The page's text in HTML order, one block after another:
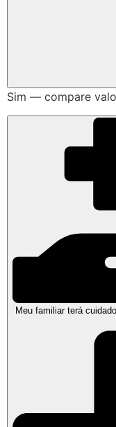
Sim — compare
Meu familiar terá